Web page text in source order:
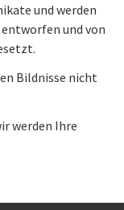
und werden
und von
Bildnisse nicht
werden Ihre